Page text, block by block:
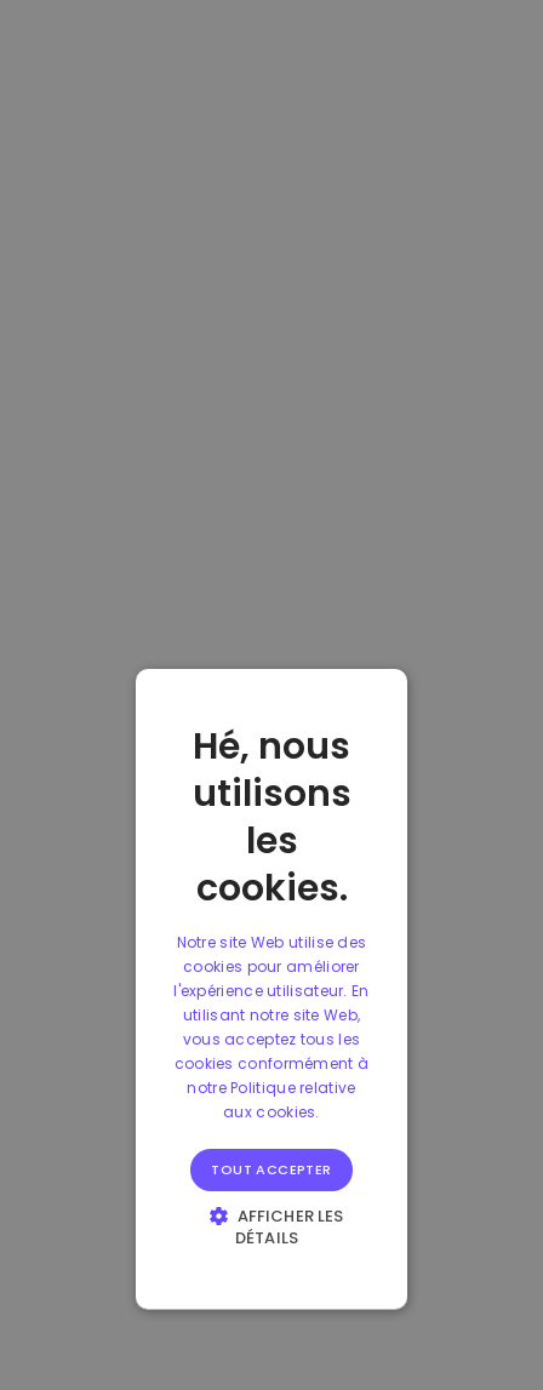
Hé, nous
utilisons
les
cookies.
Notre site Web utilise des
cookies pour améliorer
l'expérience utilisateur. En
utilisant notre site Web,
vous acceptez tous les
cookies conformément à
notre Politique relative
aux cookies.
TOUT ACCEPTER
AFFICHER LES
DÉTAILS